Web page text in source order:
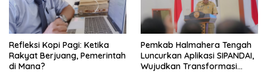
Refleksi Kopi Pagi: Ketika
Rakyat Berjuang, Pemerintah
di Mana?
Pemkab Halmahera Tengah
Luncurkan Aplikasi SIPANDAI,
Wujudkan Transformasi